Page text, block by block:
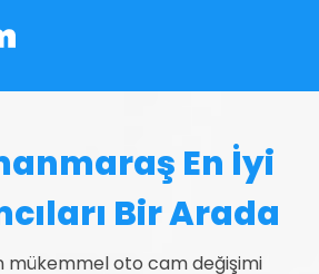
En İyi
Bir Arada
mükemmel oto cam değişimi